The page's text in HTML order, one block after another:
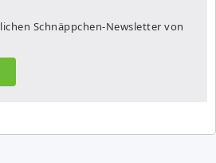
Schnäppchen-Newsletter von